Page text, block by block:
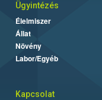
Ügyintézés
Élelmiszer
Állat
Növény
Labor/Egyéb
Kapcsolat